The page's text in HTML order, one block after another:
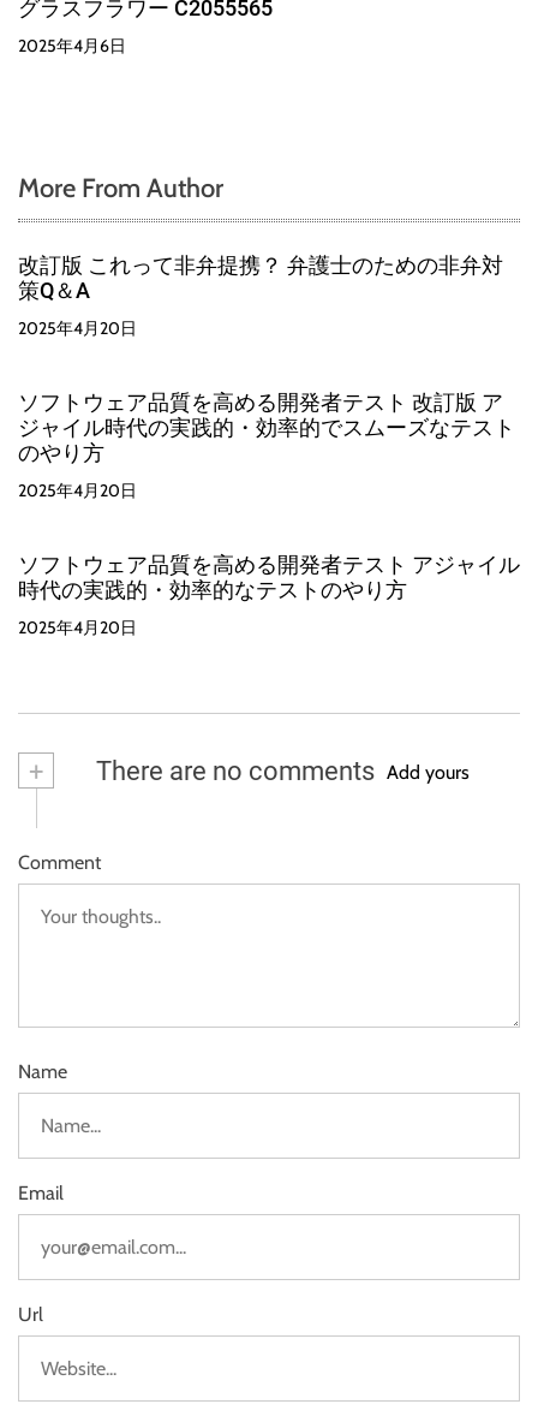
グラスフラワー C2055565
2025年4月6日
More From Author
改訂版 これって非弁提携？ 弁護士のための非弁対
策Q＆A
2025年4月20日
ソフトウェア品質を高める開発者テスト 改訂版 ア
ジャイル時代の実践的・効率的でスムーズなテスト
のやり方
2025年4月20日
ソフトウェア品質を高める開発者テスト アジャイル
時代の実践的・効率的なテストのやり方
2025年4月20日
+ There are no comments Add yours
Comment
Name
Email
Url